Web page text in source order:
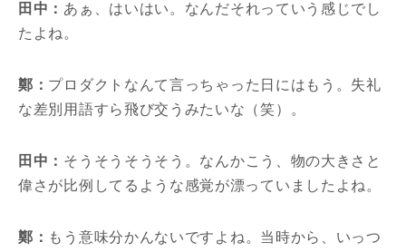
田中： あぁ、はいはい。なんだそれっていう感じでし
たよね。
鄭： プロダクトなんて言っちゃった日にはもう。失礼
な差別用語すら飛び交うみたいな（笑）。
田中： そうそうそうそう。なんかこう、物の大きさと
偉さが比例してるような感覚が漂っていましたよね。
鄭： もう意味分かんないですよね。当時から、いっつ